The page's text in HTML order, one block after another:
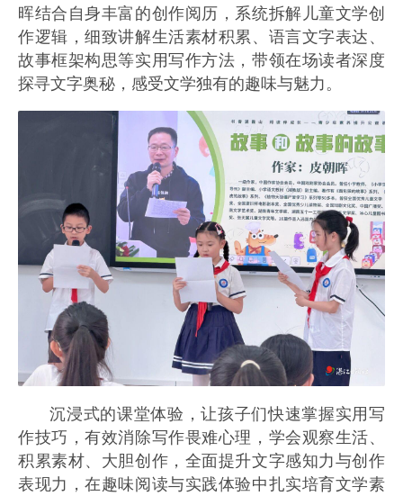
晖结合自身丰富的创作阅历，系统拆解儿童文学创
作逻辑，细致讲解生活素材积累、语言文字表达、
故事框架构思等实用写作方法，带领在场读者深度
探寻文字奥秘，感受文学独有的趣味与魅力。
沉浸式的课堂体验，让孩子们快速掌握实用写
作技巧，有效消除写作畏难心理，学会观察生活、
积累素材、大胆创作，全面提升文字感知力与创作
表现力，在趣味阅读与实践体验中扎实培育文学素